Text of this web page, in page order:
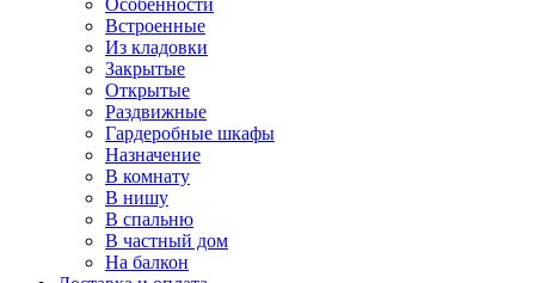
Особенности
Встроенные
Из кладовки
Закрытые
Открытые
Раздвижные
Гардеробные шкафы
Назначение
В комнату
В нишу
В спальню
В частный дом
На балкон